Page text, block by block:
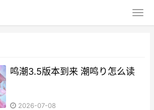
鸣潮3.5版本到来 潮鸣り怎么读
2026-07-08